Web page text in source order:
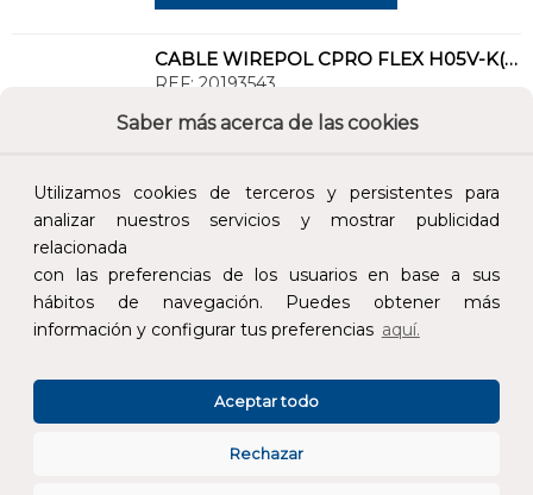
Saber más acerca de las cookies
Utilizamos cookies de terceros y persistentes para
analizar nuestros servicios y mostrar publicidad
relacionada
con las preferencias de los usuarios en base a sus
hábitos de navegación. Puedes obtener más
información y configurar tus preferencias aquí.
Rechazar
Aceptar todo
CABLE WIREPOL CPRO FLEX H05V-K(500V)-H07V-K(750V)1x2,5 NG(SE SUMINISTRA CJ.200m)
REF: 20193543
precios para profesionales.
Impuestos no incluidos.
20193544